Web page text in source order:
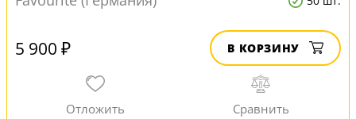
5 900 ₽ В КОРЗИНУ